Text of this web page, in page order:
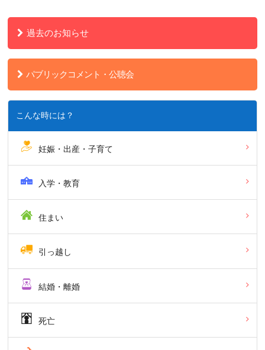
過去のお知らせ
パブリックコメント・公聴会
こんな時には？
妊娠・出産・子育て
入学・教育
住まい
引っ越し
結婚・離婚
死亡